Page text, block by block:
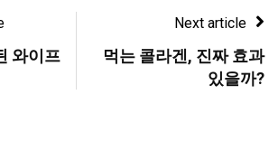
와이프
Next article
먹는 콜라겐, 진짜 효과
있을까?